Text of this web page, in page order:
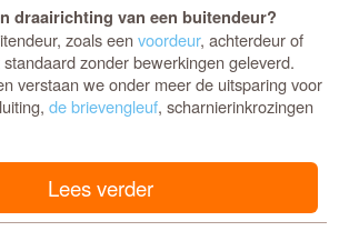
draairichting van een buitendeur?
zoals eenvoordeur, achterdeur of
zonder bewerkingen geleverd.
verstaan we onder meer de uitsparing voor
de brievengleuf, scharnierinkrozingen
Lees verder